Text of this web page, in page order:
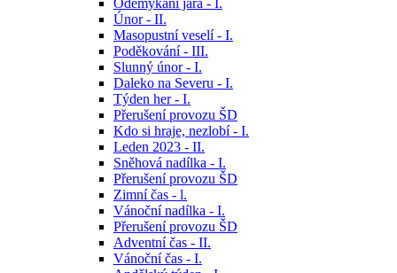
Odemykání jara - I.
Únor - II.
Masopustní veselí - I.
Poděkování - III.
Slunný únor - I.
Daleko na Severu - I.
Týden her - I.
Přerušení provozu ŠD
Kdo si hraje, nezlobí - I.
Leden 2023 - II.
Sněhová nadílka - I.
Přerušení provozu ŠD
Zimní čas - l.
Vánoční nadílka - I.
Přerušení provozu ŠD
Adventní čas - II.
Vánoční čas - I.